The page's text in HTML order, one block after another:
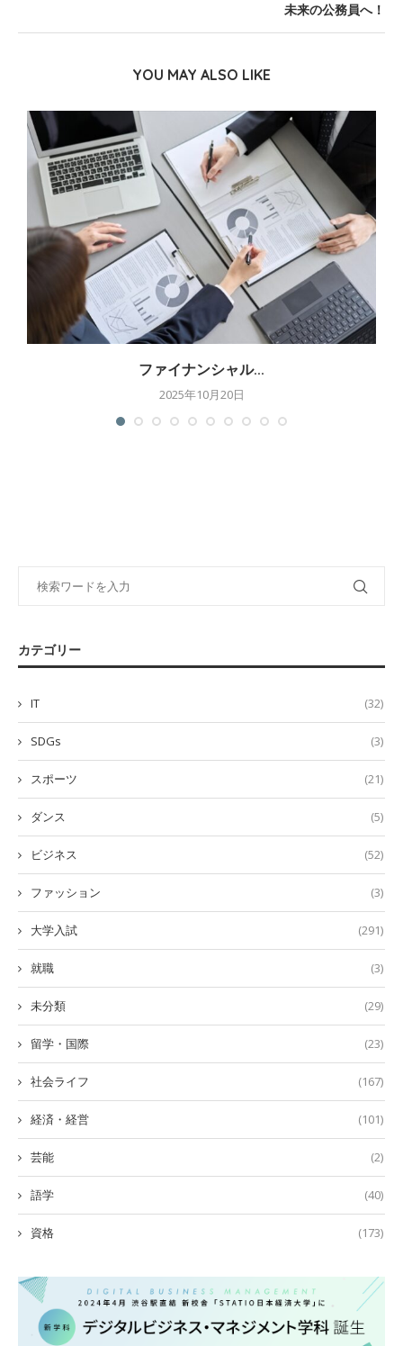
未来の公務員へ！
YOU MAY ALSO LIKE
ファイナンシャル...
2025年10月20日
カテゴリー
IT (32)
SDGs (3)
スポーツ (21)
ダンス (5)
ビジネス (52)
ファッション (3)
大学入試 (291)
就職 (3)
未分類 (29)
留学・国際 (23)
社会ライフ (167)
経済・経営 (101)
芸能 (2)
語学 (40)
資格 (173)